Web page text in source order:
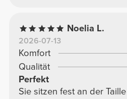
Noelia L.
2026-07-13
Komfort
Qualität
Perfekt
Sie sitzen fest an der